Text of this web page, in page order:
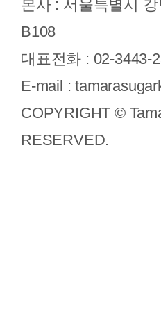
본사 : 서울특별시
B108
대표전화 : 02-3443-
E-mail :
COPYRIGHT ©
RESERVED.